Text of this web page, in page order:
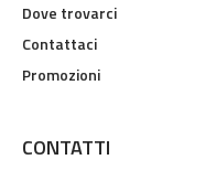
Dove trovarci
Contattaci
Promozioni
CONTATTI